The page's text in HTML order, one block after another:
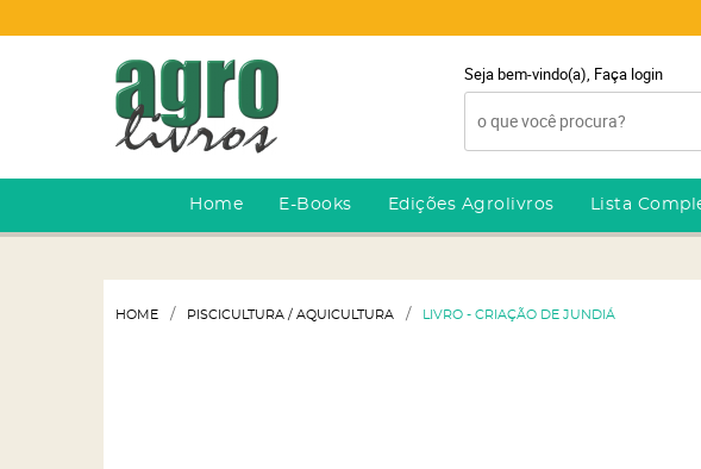
Seja bem-vindo(a), Faça login
Home E-Books Edições Agrolivros Lista
HOME PISCICULTURA / AQUICULTURA LIVRO - CRIAÇÃO DE JUNDIÁ